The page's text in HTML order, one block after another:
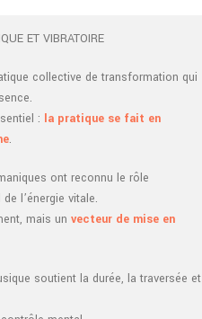
ET VIBRATOIRE
collective de transformation qui
: la pratique se fait en
.
ont reconnu le rôle
l’énergie vitale.
mais un vecteur de mise en
soutient la durée, la traversée et